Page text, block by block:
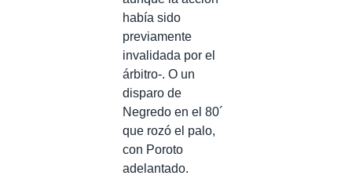
había sido
previamente
invalidada por el
árbitro-. O un
disparo de
Negredo en el 80´
que rozó el palo,
con Poroto
adelantado.